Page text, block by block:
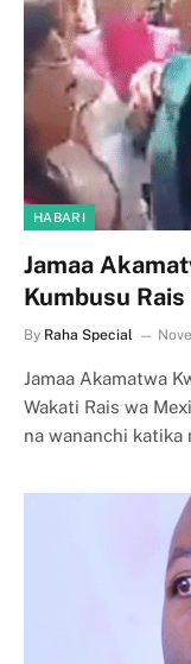
HABARI
Jamaa
Kumbusu Rais
By Raha Special
Jamaa Akamatwa
Wakati Rais wa
na wananchi